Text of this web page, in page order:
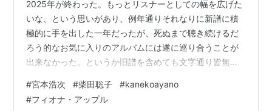
全日本女子ゆべし研究会として
ウォンブ!
作者:仲原達彦
ネットワーク
2025年が終わった。もっとリスナーとしての幅を広げた
いな、という思いがあり、例年通りそれなりに新譜に積
極的に手を出した一年だったが、死ぬまで聴き続けるだ
ろう的なお気に入りのアルバムには遂に巡り合うことが
出来なかった。というか旧譜を含めても文字通り皆無。
てしまったのか。とはいえ、好きになれた楽曲は少ない
ながらもいくつかある。というわけで、まるまる一年く
#宮本浩次 #柴田聡子 #kanekoayano
#フィオナ・アップル